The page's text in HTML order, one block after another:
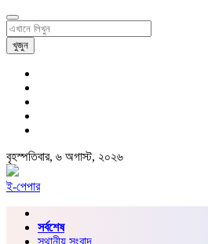
খুজুন
বৃহস্পতিবার, ৬ অগাস্ট, ২০২৬
ই-পেপার
সর্বশেষ
স্থানীয় সংবাদ